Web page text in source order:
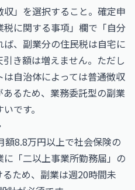
」を選択すること。確定申
に関する事項」欄で「自分
、副業分の住民税は自宅に
き額は増えません。ただし
自治体によっては普通徴収
るため、業務委託型の副業
です。
額8.8万円以上で社会保険の
「二以上事業所勤務届」の
ため、副業は週20時間未